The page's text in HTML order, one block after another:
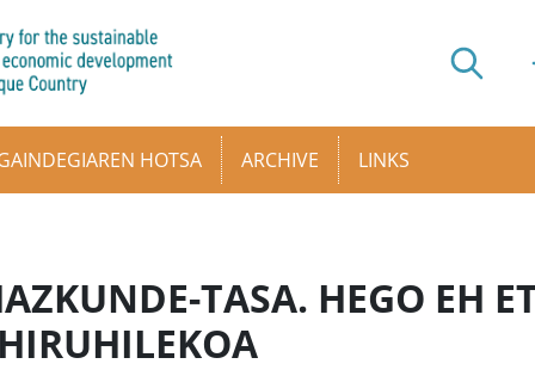
HOTSA ARCHIVE LINKS
TASA. HEGO EH